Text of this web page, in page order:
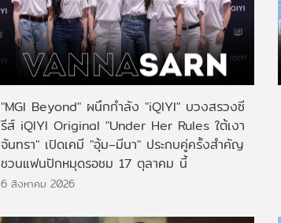
"MGI Beyond" ผนึกกำลัง "iQIYI" บวงสรวงซี
รีส์ iQIYI Original "Under Her Rules ใต้เงา
จันทรา" เปิดเคมี "อุ้ม–มีนา" ประกบคู่ครั้งสำคัญ
ชวนแฟนปักหมุดรอชม 17 ตุลาคม นี้
6 สิงหาคม 2026